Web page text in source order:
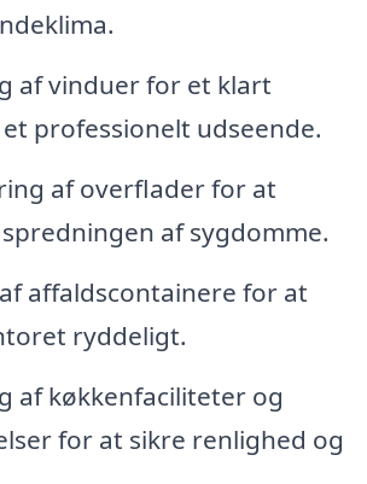
af vinduer for et klart
professionelt udseende.
af overflader for at
af sygdomme.
affaldscontainere for at
ryddeligt.
af køkkenfaciliteter og
for at sikre renlighed og